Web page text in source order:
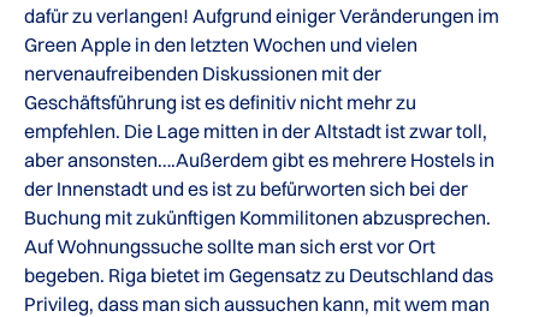
dafür zu verlangen! Aufgrund einiger Veränderungen im
Green Apple in den letzten Wochen und vielen
nervenaufreibenden Diskussionen mit der
Geschäftsführung ist es definitiv nicht mehr zu
empfehlen. Die Lage mitten in der Altstadt ist zwar toll,
aber ansonsten….Außerdem gibt es mehrere Hostels in
der Innenstadt und es ist zu befürworten sich bei der
Buchung mit zukünftigen Kommilitonen abzusprechen.
Auf Wohnungssuche sollte man sich erst vor Ort
begeben. Riga bietet im Gegensatz zu Deutschland das
Privileg, dass man sich aussuchen kann, mit wem man